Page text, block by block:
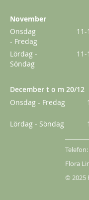
November
Onsdag
- Fredag
11-
Lördag -
Söndag
11-
December t o m 20/12
Onsdag - Fredag
Lördag - Söndag
Flora
© 2025